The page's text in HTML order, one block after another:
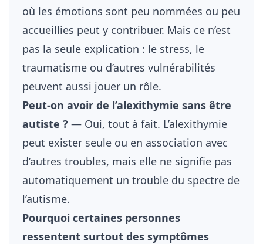
où les émotions sont peu nommées ou peu
accueillies peut y contribuer. Mais ce n’est
pas la seule explication : le stress, le
traumatisme ou d’autres vulnérabilités
peuvent aussi jouer un rôle.
Peut-on avoir de l’alexithymie sans être
autiste ? — Oui, tout à fait. L’alexithymie
peut exister seule ou en association avec
d’autres troubles, mais elle ne signifie pas
automatiquement un trouble du spectre de
l’autisme.
Pourquoi certaines personnes
ressentent surtout des symptômes